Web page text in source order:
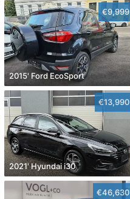
€9,999
2015' Ford EcoSport
€13,990
2021' Hyundai i30
€46,630